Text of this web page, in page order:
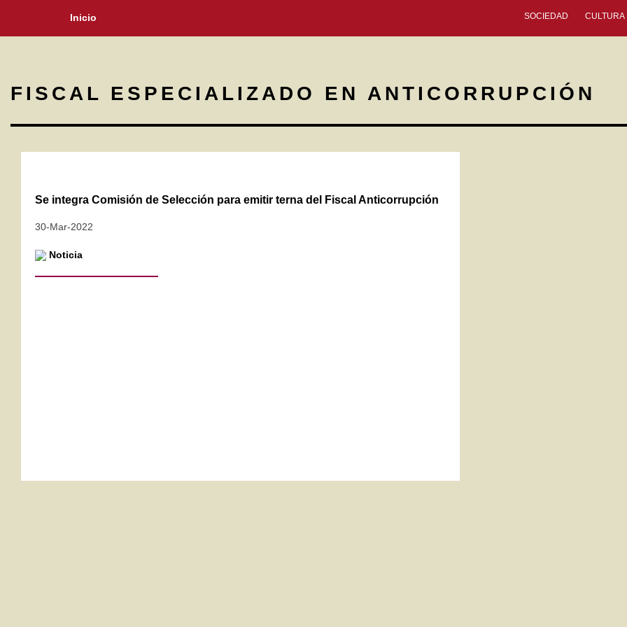
Inicio SOCIEDAD CULTURA
FISCAL ESPECIALIZADO EN ANTICORRUPCIÓN
Se integra Comisión de Selección para emitir terna del Fiscal Anticorrupción
30-Mar-2022
Noticia